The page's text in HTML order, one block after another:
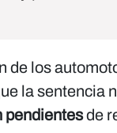
de los
la sentencia
pendientesde